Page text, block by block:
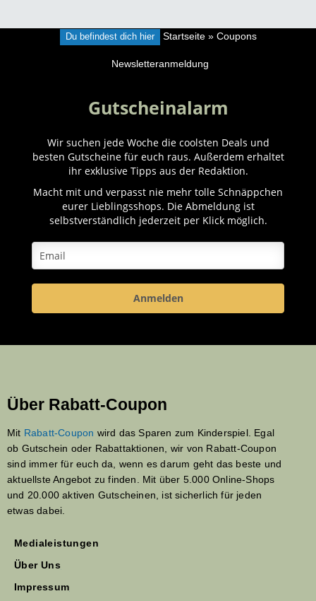
Du befindest dich hier Startseite» Coupons
Newsletteranmeldung
Gutscheinalarm
Wir suchen jede Woche die coolsten Deals und
besten Gutscheine für euch raus. Außerdem erhaltet
ihr exklusive Tipps aus der Redaktion.
Macht mit und verpasst nie mehr tolle Schnäppchen
eurer Lieblingsshops. Die Abmeldung ist
selbstverständlich jederzeit per Klick möglich.
Anmelden
Über Rabatt-Coupon
Mit Rabatt-Coupon wird das Sparen zum Kinderspiel. Egal
ob Gutschein oder Rabattaktionen, wir von Rabatt-Coupon
sind immer für euch da, wenn es darum geht das beste und
aktuellste Angebot zu finden. Mit über 5.000 Online-Shops
und 20.000 aktiven Gutscheinen, ist sicherlich für jeden
etwas dabei.
Medialeistungen
Über Uns
Impressum